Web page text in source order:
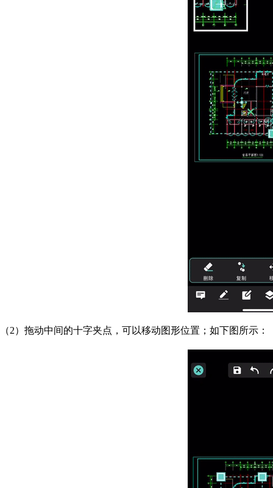
（2）拖动中间的十字夹点，可以移动图形位置；如下图所示：